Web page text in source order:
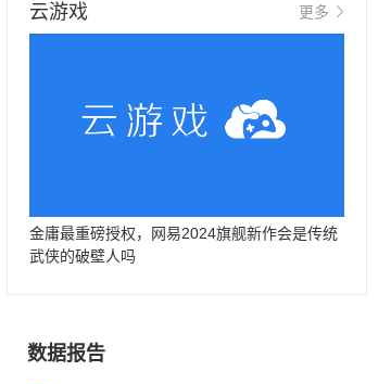
云游戏 更多
金庸最重磅授权，网易2024旗舰新作会是传统
武侠的破壁人吗
数据报告